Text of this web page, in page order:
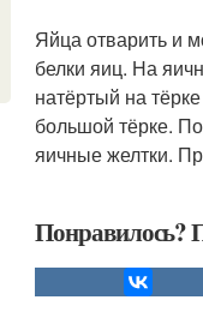
Яйца отварить и
белки яиц. На
натёртый на
большой тёрке.
яичные желтки.
Понравилось?